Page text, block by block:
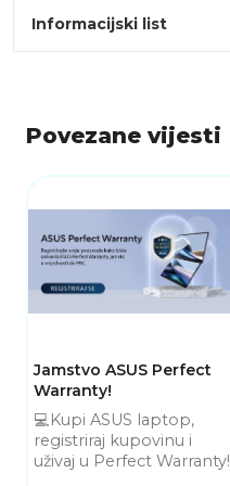
Informacijski list
Povezane vijesti
Jamstvo ASUS Perfect
Warranty!
💻Kupi ASUS laptop,
registriraj kupovinu i
uživaj u Perfect Warranty!